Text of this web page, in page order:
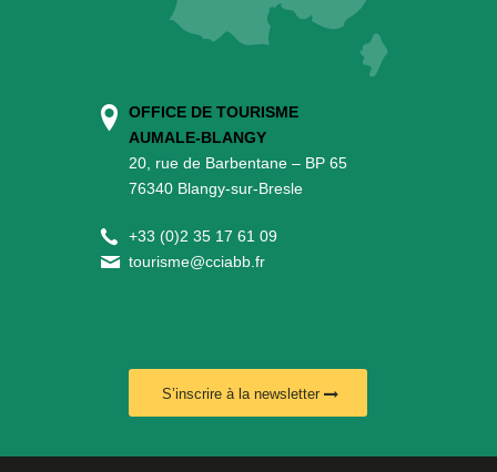
OFFICE DE TOURISME
AUMALE-BLANGY
20, rue de Barbentane – BP 65
76340 Blangy-sur-Bresle
+33 (0)2 35 17 61 09
tourisme@cciabb.fr
S’inscrire à la newsletter